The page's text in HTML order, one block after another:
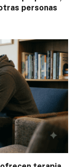
personas